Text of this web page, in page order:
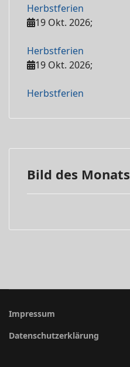
Herbstferien
19 Okt. 2026;
Herbstferien
19 Okt. 2026;
Herbstferien
Bild des Monats
Impressum
Datenschutzerklärung